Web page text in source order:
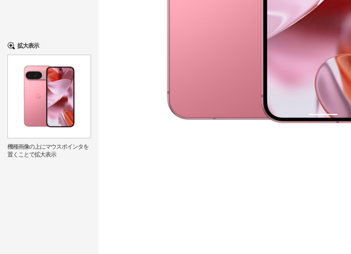
拡大表示
機種画像の上にマウスポインタを
置くことで拡大表示